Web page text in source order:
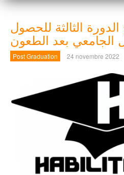
الدورة الثالثة للحصول
الجامعي بعد الطعون
Post Graduation 24 novembre 2022